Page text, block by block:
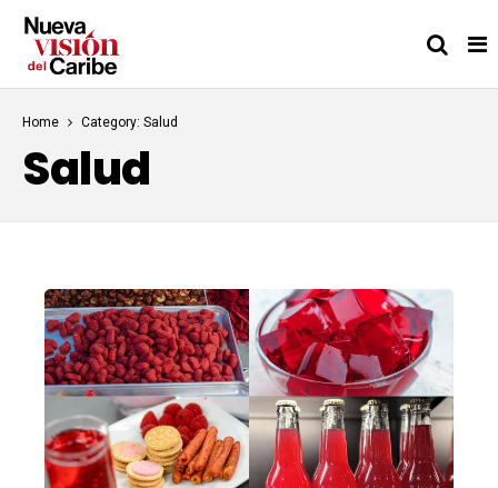
Home Category: Salud
Salud